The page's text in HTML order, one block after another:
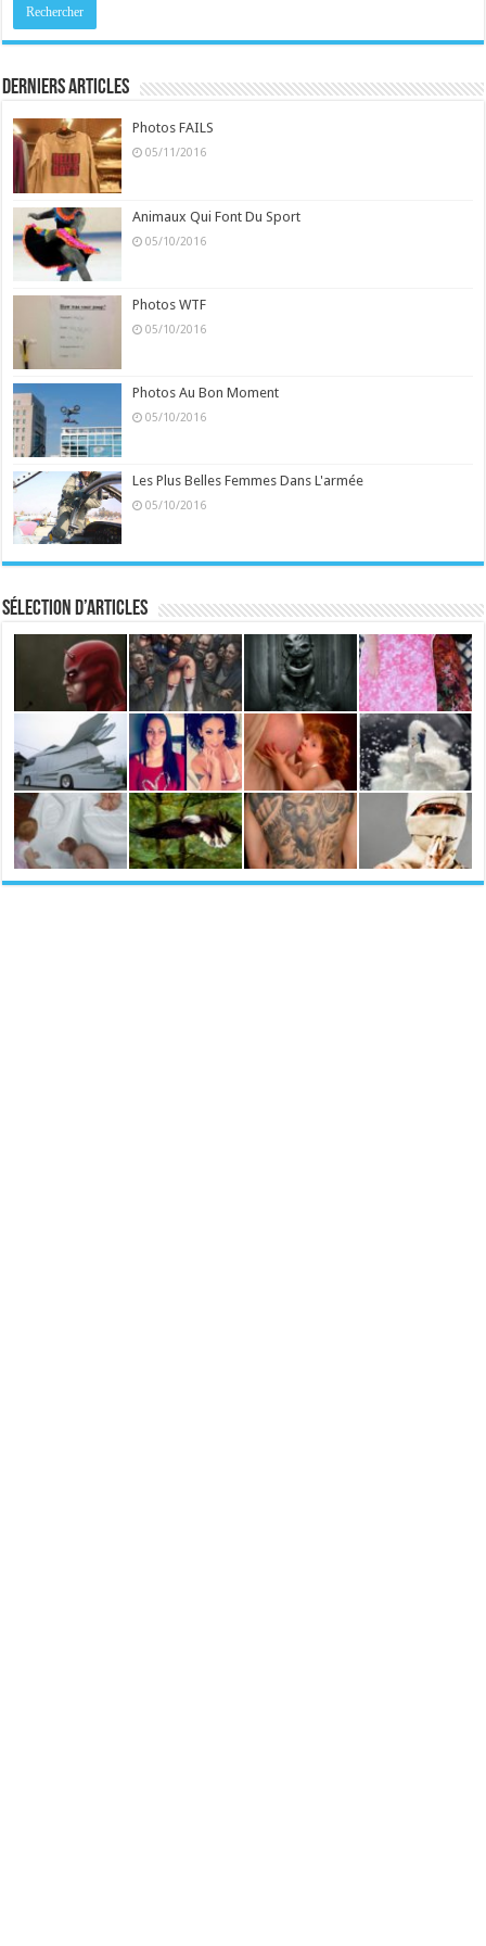
Derniers Articles
Photos FAILS
05/11/2016
Animaux Qui Font Du Sport
05/10/2016
Photos WTF
05/10/2016
Photos Au Bon Moment
05/10/2016
Les Plus Belles Femmes Dans L'armée
05/10/2016
Sélection d’articles